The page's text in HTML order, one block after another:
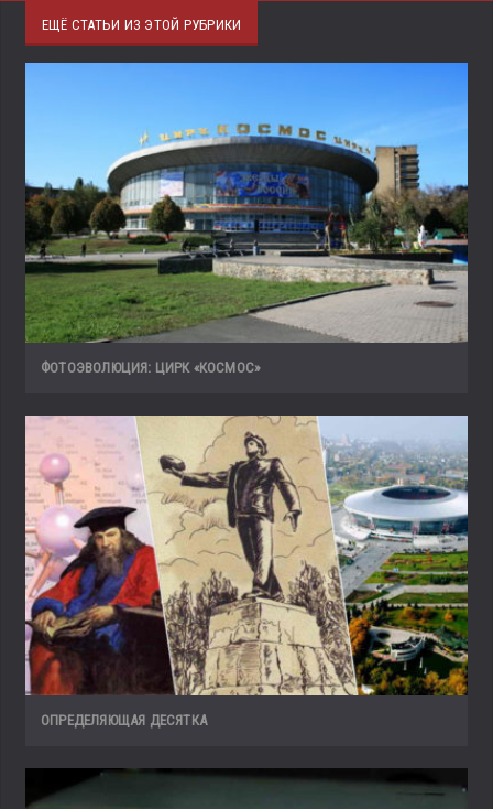
ЕЩЁ СТАТЬИ ИЗ ЭТОЙ РУБРИКИ
ФОТОЭВОЛЮЦИЯ: ЦИРК «КОСМОС»
ОПРЕДЕЛЯЮЩАЯ ДЕСЯТКА